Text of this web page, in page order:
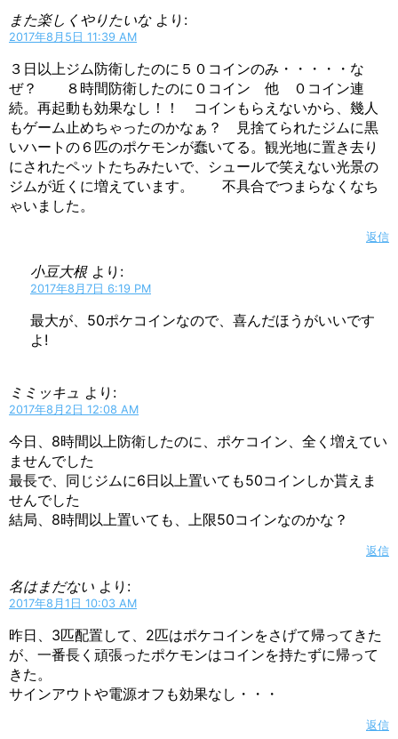
また楽しくやりたいな より:
2017年8月5日 11:39 AM
３日以上ジム防衛したのに５０コインのみ・・・・・な
ぜ？ ８時間防衛したのに０コイン 他 ０コイン連
続。再起動も効果なし！！ コインもらえないから、幾人
もゲーム止めちゃったのかなぁ？ 見捨てられたジムに黒
いハートの６匹のポケモンが蠢いてる。観光地に置き去り
にされたペットたちみたいで、シュールで笑えない光景の
ジムが近くに増えています。 不具合でつまらなくなち
ゃいました。
返信
小豆大根 より:
2017年8月7日 6:19 PM
最大が、50ポケコインなので、喜んだほうがいいです
よ!
ミミッキュ より:
2017年8月2日 12:08 AM
今日、8時間以上防衛したのに、ポケコイン、全く増えてい
ませんでした
最長で、同じジムに6日以上置いても50コインしか貰えま
せんでした
結局、8時間以上置いても、上限50コインなのかな？
返信
名はまだない より:
2017年8月1日 10:03 AM
昨日、3匹配置して、2匹はポケコインをさげて帰ってきた
が、一番長く頑張ったポケモンはコインを持たずに帰って
きた。
サインアウトや電源オフも効果なし・・・
返信